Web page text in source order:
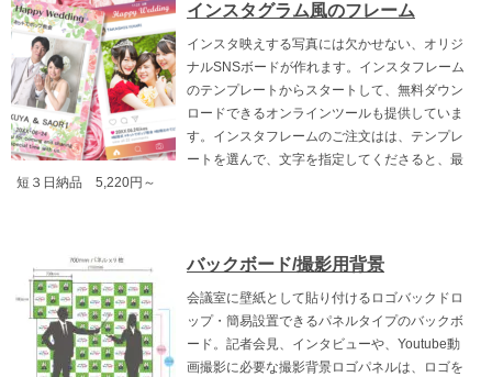
インスタグラム風のフレーム
インスタ映えする写真には欠かせない、オリジ
ナルSNSボードが作れます。インスタフレーム
のテンプレートからスタートして、無料ダウン
ロードできるオンラインツールも提供していま
す。インスタフレームのご注文はは、テンプレ
ートを選んで、文字を指定してくださると、最
短３日納品 5,220円～
バックボード/撮影用背景
会議室に壁紙として貼り付けるロゴバックドロ
ップ・簡易設置できるパネルタイプのバックボ
ード。記者会見、インタビューや、Youtube動
画撮影に必要な撮影背景ロゴパネルは、ロゴを